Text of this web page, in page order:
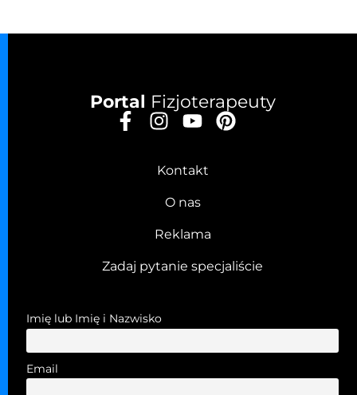
Portal Fizjoterapeuty
Kontakt
O nas
Reklama
Zadaj pytanie specjaliście
Imię lub Imię i Nazwisko
Email